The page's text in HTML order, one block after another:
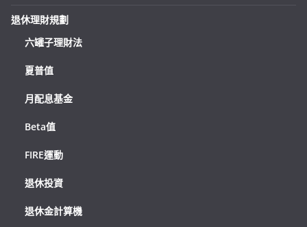
退休理財規劃
六罐子理財法
夏普值
月配息基金
Beta值
FIRE運動
退休投資
退休金計算機